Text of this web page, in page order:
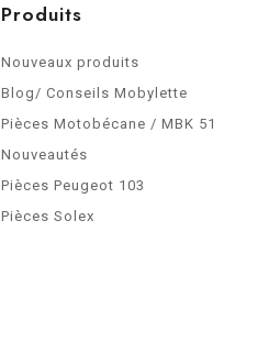
Produits
Nouveaux produits
Blog/ Conseils Mobylette
Pièces Motobécane / MBK 51
Nouveautés
Pièces Peugeot 103
Pièces Solex